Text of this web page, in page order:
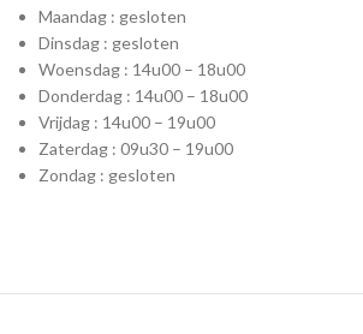
Maandag : gesloten
Dinsdag : gesloten
Woensdag : 14u00 – 18u00
Donderdag : 14u00 – 18u00
Vrijdag : 14u00 – 19u00
Zaterdag : 09u30 – 19u00
Zondag : gesloten